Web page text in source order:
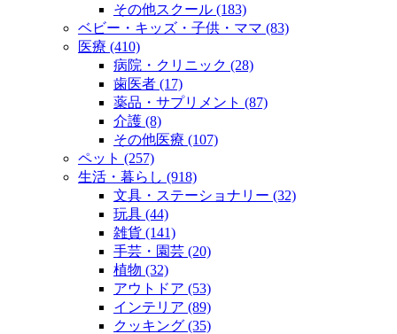
その他スクール (183)
ベビー・キッズ・子供・ママ (83)
医療 (410)
病院・クリニック (28)
歯医者 (17)
薬品・サプリメント (87)
介護 (8)
その他医療 (107)
ペット (257)
生活・暮らし (918)
文具・ステーショナリー (32)
玩具 (44)
雑貨 (141)
手芸・園芸 (20)
植物 (32)
アウトドア (53)
インテリア (89)
クッキング (35)